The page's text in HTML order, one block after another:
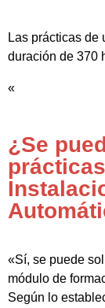
Las prácticas de
duración de 370
«
¿Se
«Sí, se puede
módulo de
Según lo